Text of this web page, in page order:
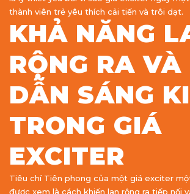
thành viên trẻ yêu thích cải tiến và trôi dạt.
KHẢ NĂNG
RỘNG RA VÀ
DẪN SÁNG
TRONG GIÁ
EXCITER
Tiêu chí Tiên phong của một giá exciter
được xem là cách khiến lan rộng ra tiếp nối